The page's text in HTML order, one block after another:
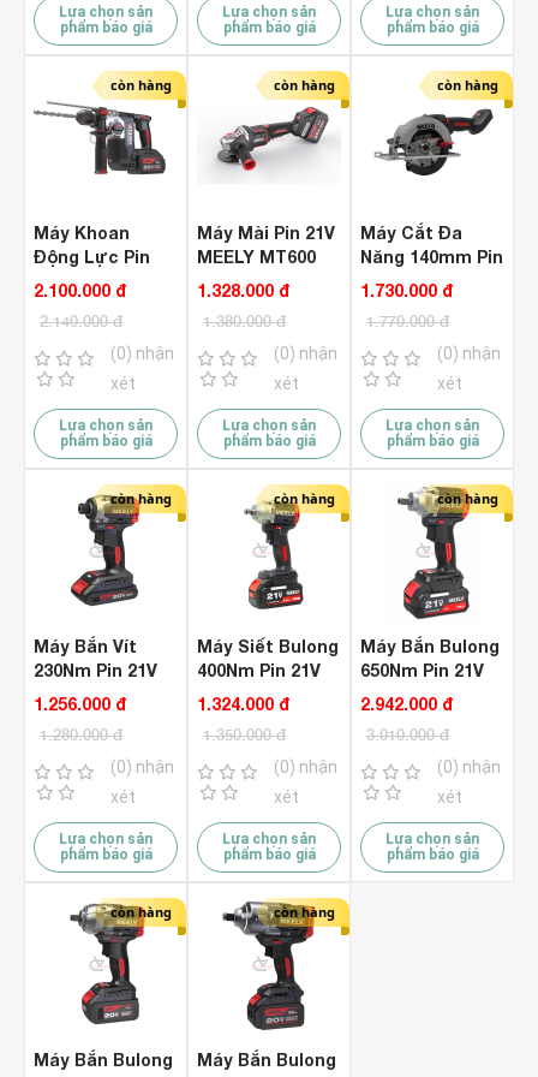
Lựa chọn sản
phẩm báo giá
Lựa chọn sản
phẩm báo giá
Lựa chọn sản
phẩm báo giá
còn hàng
Máy Khoan
Động Lực Pin
21V MEELY
Brushless (
Chưa Pin & Sạc
)
2.100.000 đ
2.140.000 đ
(0) nhận
xét
Lựa chọn sản
phẩm báo giá
còn hàng
Máy Mài Pin 21V
MEELY MT600
Brusless ( Chưa
1.328.000 đ
1.380.000 đ
(0) nhận
xét
Lựa chọn sản
phẩm báo giá
còn hàng
Máy Cắt Đa
Năng 140mm Pin
21V Meely
Brushless (
Chưa Pin & Sạc
)
1.730.000 đ
1.770.000 đ
(0) nhận
xét
Lựa chọn sản
phẩm báo giá
còn hàng
Máy Bắn Vít
230Nm Pin 21V
MEELY MT833L
Chưa Pin & Sạc
)
1.256.000 đ
1.280.000 đ
(0) nhận
xét
Lựa chọn sản
phẩm báo giá
còn hàng
Máy Siết Bulong
400Nm Pin 21V
MEELY MT303 (
1.324.000 đ
1.350.000 đ
(0) nhận
xét
Lựa chọn sản
phẩm báo giá
còn hàng
Máy Bắn Bulong
650Nm Pin 21V
MEELY MT306
2.942.000 đ
3.010.000 đ
(0) nhận
xét
Lựa chọn sản
phẩm báo giá
còn hàng
Máy Bắn Bulong
còn hàng
Máy Bắn Bulong